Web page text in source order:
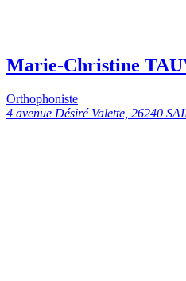
Marie-Christine
Orthophoniste
4 avenue Désiré Valette, 26240